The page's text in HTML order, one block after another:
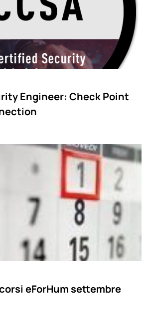
Engineer: Check Point
eForHum settembre